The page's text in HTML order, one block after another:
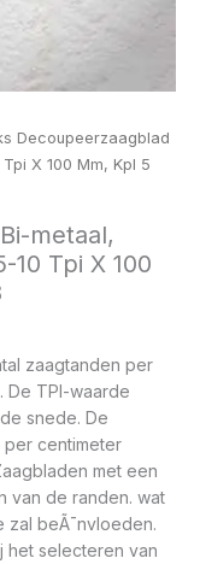
Decoupeerzaagblad
X 100 Mm, Kpl 5
metaal,
10 Tpi X 100
zaagtanden per
De TPI-waarde
snede. De
centimeter
met een
van de randen. wat
beÃ¯nvloeden.
het selecteren van